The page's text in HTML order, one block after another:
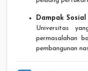
Dampak
Universitas
permasalahan
pembangunan